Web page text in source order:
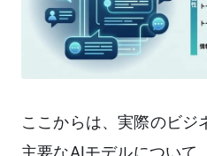
ここからは、実際のビジ